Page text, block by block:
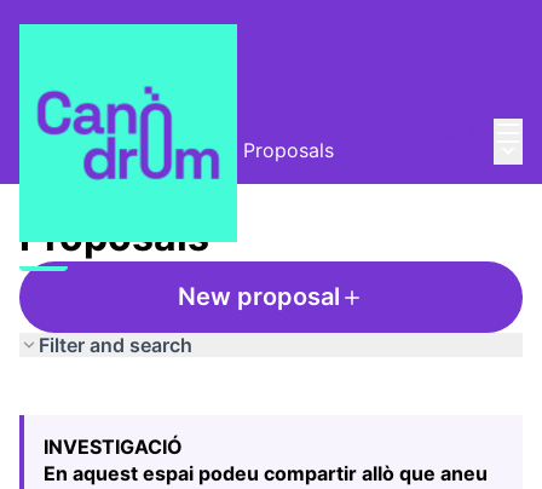
L'Alzina i el Canòdrom Proposals
Proposals
New proposal
Filter and search
−
INVESTIGACIÓ
En aquest espai podeu compartir allò que aneu